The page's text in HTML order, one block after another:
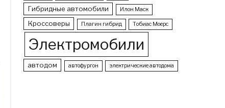
Гибридные автомобили
Илон Маск
Кроссоверы Плагин гибрид Тобиас Моерс
Электромобили
автодом автофургон электрические автодома